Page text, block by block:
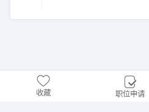
收藏 职位申请